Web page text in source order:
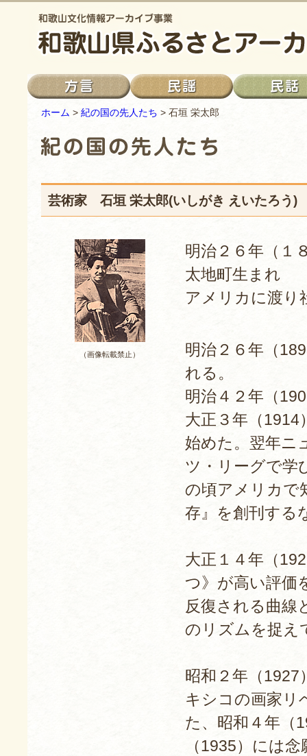
ホーム > 紀の国の先人たち > 石垣 栄太郎
芸術家 石垣 栄太郎(いしがき えいたろう)
明治２６年（１
太地町生まれ
アメリカに渡り
明治２６年（
れる。
明治４２年（
大正３年（1914
始めた。翌年ニ
ツ・リーグで学
の頃アメリカで
存』を創刊する
大正１４年（
つ》が高い評価
反復される曲線
のリズムを捉え
昭和２年（
キシコの画家リ
た、昭和４年（
（1935）には
（画像転載禁止）